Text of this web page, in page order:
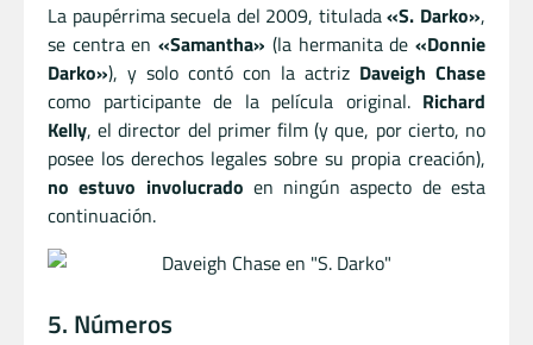
La paupérrima secuela del 2009, titulada«S. Darko»,
se centra en«Samantha» (la hermanita de«Donnie
Darko»), y solo contó con la actriz Daveigh Chase
como participante de la película original. Richard
Kelly, el director del primer film (y que, por cierto, no
posee los derechos legales sobre su propia creación),
no estuvo involucrado en ningún aspecto de esta
continuación.
5. Números